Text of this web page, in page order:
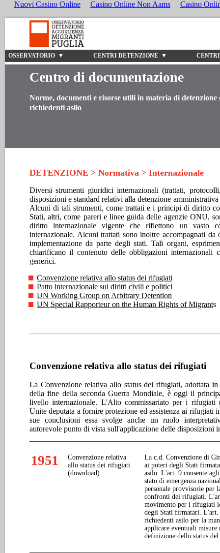
Nuovi Casino Online Casino Online Non Aams Casino
OSSERVATORIO ▼ CENTRI DETENZIONE ▼
Centro di documentazione
Norme, documenti e risorse utili in materia di detenzione
richiedenti asilo
DETENZIONE > Normativa > Internazionale
Diversi strumenti giuridici internazionali (trattati,
disposizioni e standard relativi alla detenzione
Alcuni di tali strumenti, come trattati e i principi di diritto
Stati, altri, come pareri e linee guida delle agenzie ONU,
diritto internazionale vigente che riflettono un vasto
internazionale. Alcuni trattati sono inoltre accompagnati
implementazione da parte degli stati. Tali organi,
chiarificano il contenuto delle obbligazioni internazionali
generici.
Convenzione relativa allo status dei rifugiati
Patto internazionale sui diritti civili e politici
UN Working Group on Arbitrary Detention
UN Special Rapporteur on the Human Rights of Migrants
Convenzione relativa allo status dei rifugiati
La Convenzione relativa allo status dei rifugiati, adottata
della fine della seconda Guerra Mondiale, è oggi il
livello internazionale. L'Alto commissariato per i
Unite deputata a fornire protezione ed assistenza ai rifugiati
sue conclusioni essa svolge anche un ruolo
autorevole punto di vista sull'applicazione delle disposizioni
1951
Convenzione relativa
allo status dei rifugiati
(download)
La c.d. Convenzione di
ai poteri degli Stati
asilo. L'art. 9 consente
stato di emergenza
personale provvisorie per
confronti dei rifugiati.
movimento per i rifugiati
degli Stati firmatari. L'art.
richiedenti asilo per la
applicare eventuali
definizione dello status